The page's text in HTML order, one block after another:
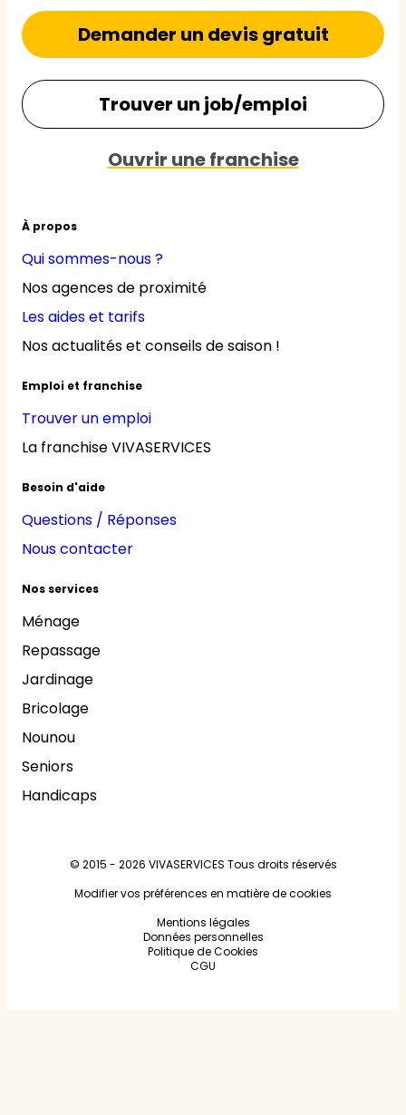
À propos
Qui sommes-nous ?
Nos agences de proximité
Les aides et tarifs
Nos actualités et conseils de saison !
Emploi et franchise
Trouver un emploi
La franchise VIVASERVICES
Besoin d'aide
Questions / Réponses
Nous contacter
Nos services
Ménage
Repassage
Jardinage
Bricolage
Nounou
Seniors
Handicaps
Demander un devis gratuit
Trouver un job/emploi
Ouvrir une franchise
© 2015 - 2026 VIVASERVICES Tous droits réservés
Modifier vos préférences en matière de cookies
Mentions légales
Données personnelles
Politique de Cookies
CGU